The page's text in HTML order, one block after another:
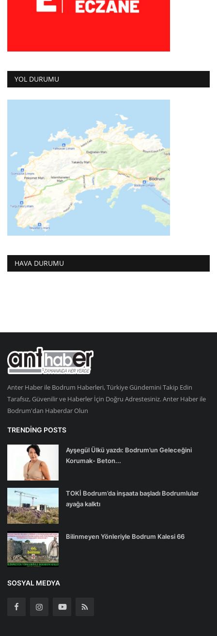
YOL DURUMU
HAVA DURUMU
Anter Haber ile Bodrum Haberleri, Türkiye Gündemini Takip Edin
Tarafsız, Güvenilir ve Haberler İçin Doğru Adrestesiniz. Anter Haber ile
Bodrum'dan Haberdar Olun
TRENDING POSTS
Ayşegül Ülkü yazdı: Bodrum’un Geleceğini
Korumak- Beton...
TOKİ Bodrum’da inşaata başladı Bodrumlular
ayağa kalktı
Bilinmeyen Yönleriyle Bodrum Kalesi 66
SOSYAL MEDYA